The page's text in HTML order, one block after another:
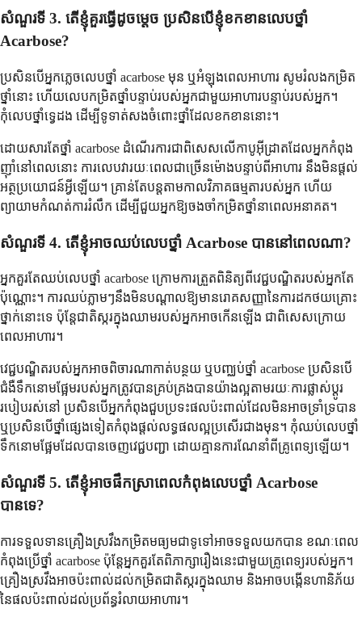
សំណួរទី 3. តើខ្ញុំគួរធ្វើដូចម្តេច ប្រសិនបើខ្ញុំខកខានលេបថ្នាំ
Acarbose?
ប្រសិនបើអ្នកភ្លេចលេបថ្នាំ acarbose មុន ឬអំឡុងពេលអាហារ សូមរំលងកម្រិត
ថ្នាំនោះ ហើយលេបកម្រិតថ្នាំបន្ទាប់របស់អ្នកជាមួយអាហារបន្ទាប់របស់អ្នក។
កុំលេបថ្នាំទ្វេដង ដើម្បីទូទាត់សងចំពោះថ្នាំដែលខកខាននោះ។
ដោយសារតែថ្នាំ acarbose ដំណើរការជាពិសេសលើកាបូអ៊ីដ្រាតដែលអ្នកកំពុង
ញ៉ាំនៅពេលនោះ ការលេបវារយៈពេលជាច្រើនម៉ោងបន្ទាប់ពីអាហារ នឹងមិនផ្តល់
អត្ថប្រយោជន៍អ្វីឡើយ។ គ្រាន់តែបន្តតាមកាលវិភាគធម្មតារបស់អ្នក ហើយ
ព្យាយាមកំណត់ការរំលឹក ដើម្បីជួយអ្នកឱ្យចងចាំកម្រិតថ្នាំនាពេលអនាគត។
សំណួរទី 4. តើខ្ញុំអាចឈប់លេបថ្នាំ Acarbose បាននៅពេលណា?
អ្នកគួរតែឈប់លេបថ្នាំ acarbose ក្រោមការត្រួតពិនិត្យពីវេជ្ជបណ្ឌិតរបស់អ្នកតែ
ប៉ុណ្ណោះ។ ការឈប់ភ្លាមៗនឹងមិនបណ្តាលឱ្យមានរោគសញ្ញានៃការដកថយគ្រោះ
ថ្នាក់នោះទេ ប៉ុន្តែជាតិស្ករក្នុងឈាមរបស់អ្នកអាចកើនឡើង ជាពិសេសក្រោយ
ពេលអាហារ។
វេជ្ជបណ្ឌិតរបស់អ្នកអាចពិចារណាកាត់បន្ថយ ឬបញ្ឈប់ថ្នាំ acarbose ប្រសិនបើ
ជំងឺទឹកនោមផ្អែមរបស់អ្នកត្រូវបានគ្រប់គ្រងបានយ៉ាងល្អតាមរយៈការផ្លាស់ប្តូរ
របៀបរស់នៅ ប្រសិនបើអ្នកកំពុងជួបប្រទះផលប៉ះពាល់ដែលមិនអាចទ្រាំទ្របាន
ឬប្រសិនបើថ្នាំផ្សេងទៀតកំពុងផ្តល់លទ្ធផលល្អប្រសើរជាងមុន។ កុំឈប់លេបថ្នាំ
ទឹកនោមផ្អែមដែលបានចេញវេជ្ជបញ្ជា ដោយគ្មានការណែនាំពីគ្រូពេទ្យឡើយ។
សំណួរទី 5. តើខ្ញុំអាចផឹកស្រាពេលកំពុងលេបថ្នាំ Acarbose
បានទេ?
ការទទួលទានគ្រឿងស្រវឹងកម្រិតមធ្យមជាទូទៅអាចទទួលយកបាន ខណៈពេល
កំពុងប្រើថ្នាំ acarbose ប៉ុន្តែអ្នកគួរតែពិភាក្សារឿងនេះជាមួយគ្រូពេទ្យរបស់អ្នក។
គ្រឿងស្រវឹងអាចប៉ះពាល់ដល់កម្រិតជាតិស្ករក្នុងឈាម និងអាចបង្កើនហានិភ័យ
នៃផលប៉ះពាល់ដល់ប្រព័ន្ធរំលាយអាហារ។